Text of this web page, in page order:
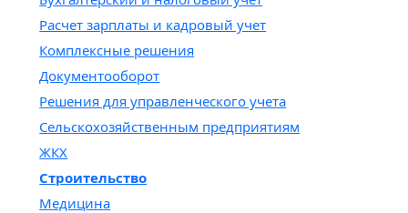
Расчет зарплаты и кадровый учет
Комплексные решения
Документооборот
Решения для управленческого учета
Сельскохозяйственным предприятиям
ЖКХ
Строительство
Медицина